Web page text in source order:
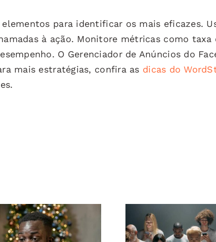
para identificar os mais eficazes.
à ação. Monitore métricas como taxa
O Gerenciador de Anúncios do
mais estratégias, confira as dicas do